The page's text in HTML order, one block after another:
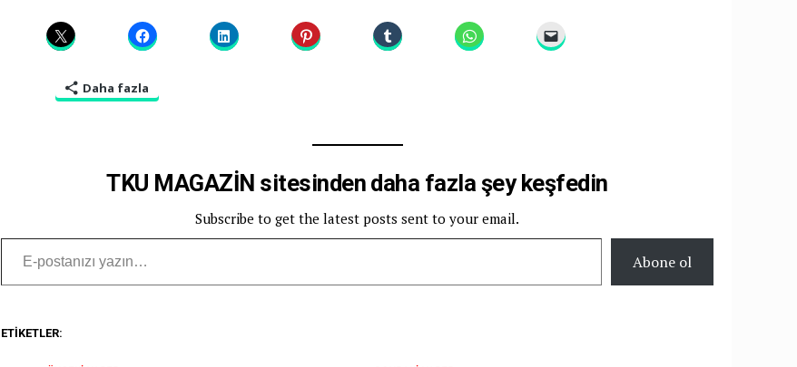
Daha fazla
TKU MAGAZİN sitesinden daha fazla şey keşfedin
Subscribe to get the latest posts sent to your email.
E-postanızı yazın…
Abone ol
ETIKETLER: